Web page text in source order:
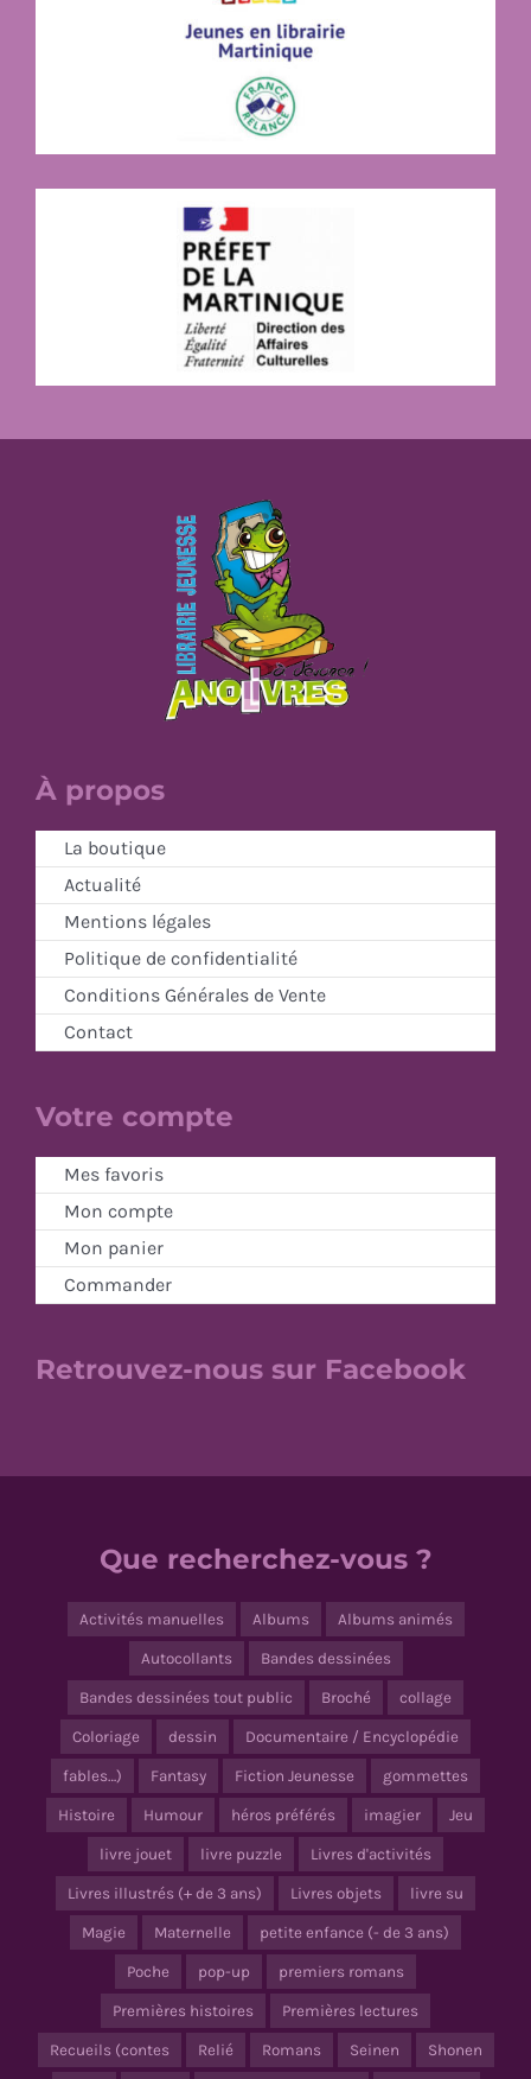
À propos
La boutique
Actualité
Mentions légales
Politique de confidentialité
Conditions Générales de Vente
Contact
Votre compte
Mes favoris
Mon compte
Mon panier
Commander
Retrouvez-nous sur Facebook
Que recherchez-vous ?
Activités manuelles Albums Albums animés
Autocollants Bandes dessinées
Bandes dessinées tout public Broché collage
Coloriage dessin Documentaire / Encyclopédie
fables…) Fantasy Fiction Jeunesse gommettes
Histoire Humour héros préférés imagier Jeu
livre jouet livre puzzle Livres d'activités
Livres illustrés (+ de 3 ans) Livres objets livre su
Magie Maternelle petite enfance (- de 3 ans)
Poche pop-up premiers romans
Premières histoires Premières lectures
Recueils (contes Relié Romans Seinen Shonen